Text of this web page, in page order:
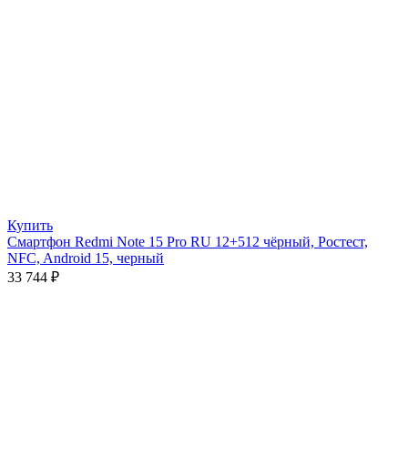
Купить
Смартфон Redmi Note 15 Pro RU 12+512 чёрный, Ростест,
NFC, Android 15, черный
33 744 ₽